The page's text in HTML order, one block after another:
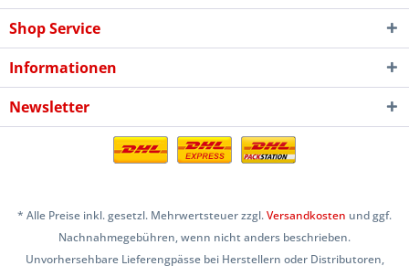
Shop Service
Informationen
Newsletter
* Alle Preise inkl. gesetzl. Mehrwertsteuer zzgl.Versandkosten und ggf.
Nachnahmegebühren, wenn nicht anders beschrieben.
Unvorhersehbare Lieferengpässe bei Herstellern oder Distributoren,